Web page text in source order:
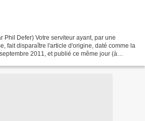
Phil Defer) Votre serviteur ayant, par une
fait disparaître l'article d'origine, daté comme la
2011, et publié ce même jour (à